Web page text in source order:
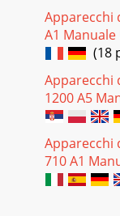
Apparecchi
A1
(18
Apparecchi
1200 A5
Apparecchi
710 A1